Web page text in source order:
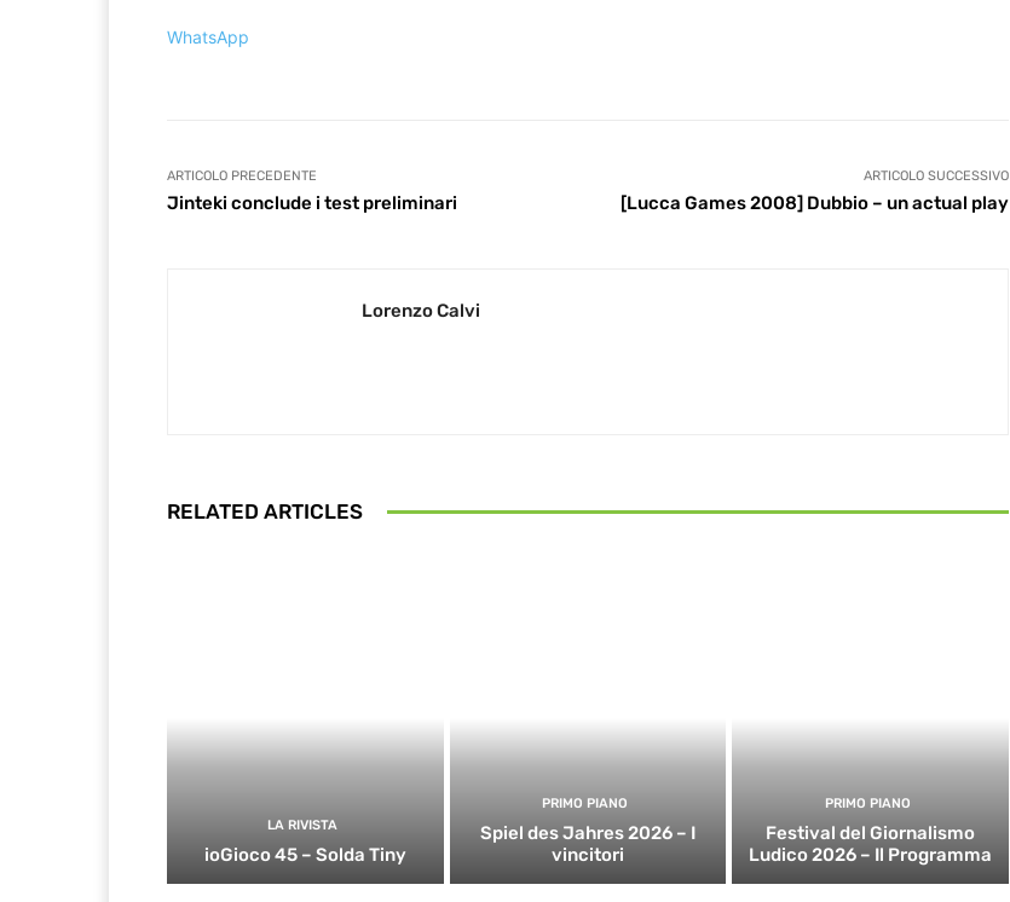
WhatsApp
ARTICOLO PRECEDENTE
Jinteki conclude i test preliminari
ARTICOLO SUCCESSIVO
[Lucca Games 2008] Dubbio – un actual play
Lorenzo Calvi
RELATED ARTICLES
LA RIVISTA
ioGioco 45 – Solda Tiny
PRIMO PIANO
Spiel des Jahres 2026 – I
vincitori
PRIMO PIANO
Festival del Giornalismo
Ludico 2026 – Il Programma